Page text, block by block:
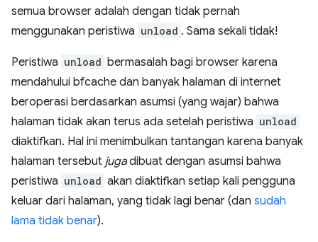
semua browser adalah dengan tidak pernah
menggunakan peristiwa unload . Sama sekali tidak!
Peristiwa unload bermasalah bagi browser karena
mendahului bfcache dan banyak halaman di internet
beroperasi berdasarkan asumsi (yang wajar) bahwa
halaman tidak akan terus ada setelah peristiwa unload
diaktifkan. Hal ini menimbulkan tantangan karena banyak
halaman tersebut jugadibuat dengan asumsi bahwa
peristiwa unload akan diaktifkan setiap kali pengguna
keluar dari halaman, yang tidak lagi benar (dan sudah
lama tidak benar).